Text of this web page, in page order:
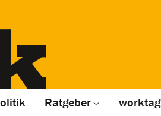
Ratgeber worktag